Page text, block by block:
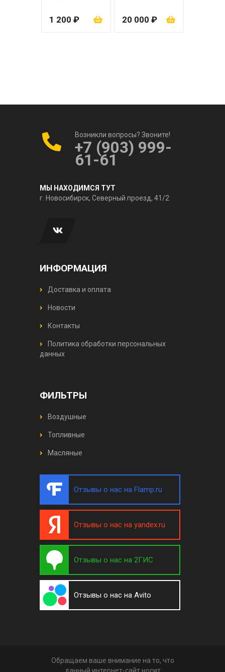
1 200 ₽ 20 000 ₽
Возникли вопросы? Звоните!
+7 (903) 999-
61-61
МЫ НАХОДИМСЯ ТУТ
г. Новосибирск, Северный проезд, 41/2
ИНФОРМАЦИЯ
Доставка и оплата
Новости
Контакты
Политика обработки персональных
данных
ФИЛЬТРЫ
Воздушные
Топливные
Масляные
Отзывы о нас на Flamp.ru
Отзывы о нас на yandex.ru
Отзывы о нас на 2ГИС
Отзывы о нас на Avito
Обращаем ваше внимание на то, что
данный интернет-сайт носит